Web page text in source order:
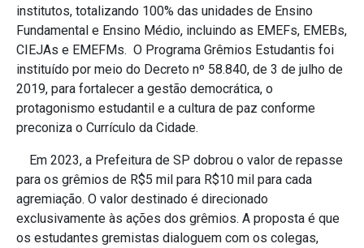
institutos, totalizando 100% das unidades de Ensino
Fundamental e Ensino Médio, incluindo as EMEFs, EMEBs,
CIEJAs e EMEFMs. O Programa Grêmios Estudantis foi
instituído por meio do Decreto nº 58.840, de 3 de julho de
2019, para fortalecer a gestão democrática, o
protagonismo estudantil e a cultura de paz conforme
preconiza o Currículo da Cidade.
Em 2023, a Prefeitura de SP dobrou o valor de repasse
para os grêmios de R$5 mil para R$10 mil para cada
agremiação. O valor destinado é direcionado
exclusivamente às ações dos grêmios. A proposta é que
os estudantes gremistas dialoguem com os colegas,